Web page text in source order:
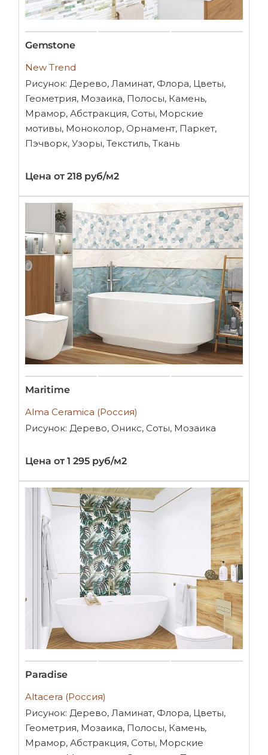
Gemstone
New Trend
Рисунок: Дерево, Ламинат, Флора, Цветы,
Геометрия, Мозаика, Полосы, Камень,
Мрамор, Абстракция, Соты, Морские
мотивы, Моноколор, Орнамент, Паркет,
Пэчворк, Узоры, Текстиль, Ткань
Цена от 218 руб/м2
Maritime
Alma Ceramica (Россия)
Рисунок: Дерево, Оникс, Соты, Мозаика
Цена от 1 295 руб/м2
Paradise
Altacera (Россия)
Рисунок: Дерево, Ламинат, Флора, Цветы,
Геометрия, Мозаика, Полосы, Камень,
Мрамор, Абстракция, Соты, Морские